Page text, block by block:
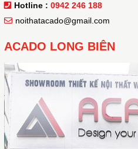
Hotline : 0942 246 188
noithatacado@gmail.com
ACADO LONG BIÊN